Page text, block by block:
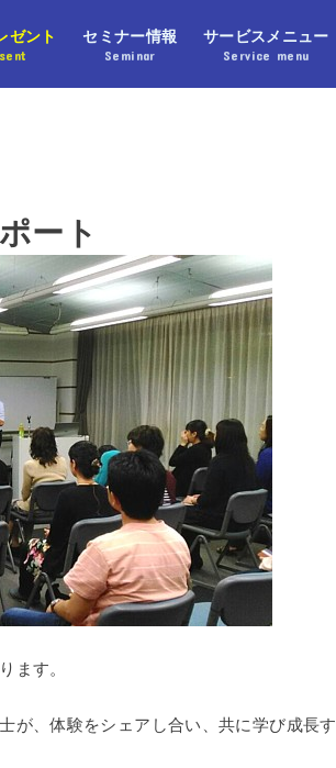
ゼント セミナー情報
Seminar
サービスメニュー
Service menu
ート
ます。
が、体験をシェアし合い、共に学び成長す